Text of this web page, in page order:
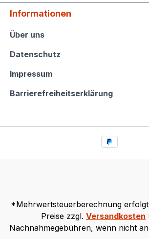
Informationen
Informationen
Über uns
Datenschutz
Impressum
Barrierefreiheitserklärung
*Mehrwertsteuerberechnung erfolgt
Preise zzgl. Versandkosten
Nachnahmegebühren, wenn nicht